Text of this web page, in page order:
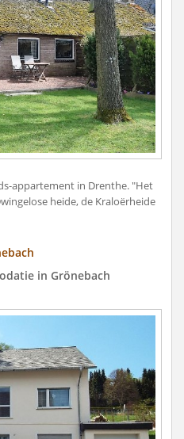
appartement in Drenthe. "Het
heide, de Kraloërheide
in Grönebach